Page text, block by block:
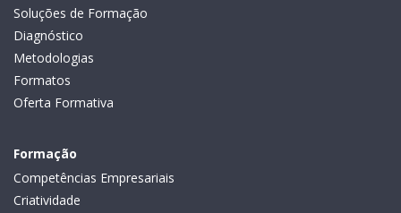
Soluções de Formação
Diagnóstico
Metodologias
Formatos
Oferta Formativa
Formação
Competências Empresariais
Criatividade